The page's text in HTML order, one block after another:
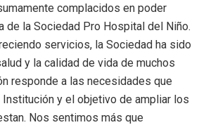
complacidos en poder
de la Sociedad Pro Hospital del Niño.
servicios, la Sociedad ha sido
y la calidad de vida de muchos
responde a las necesidades que
y el objetivo de ampliar los
Nos sentimos más que